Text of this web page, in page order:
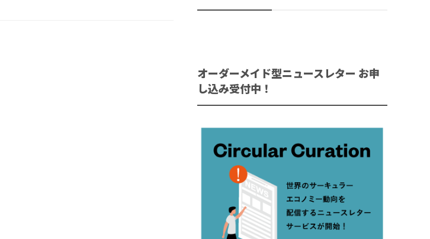
オーダーメイド型ニュースレター お申
し込み受付中！